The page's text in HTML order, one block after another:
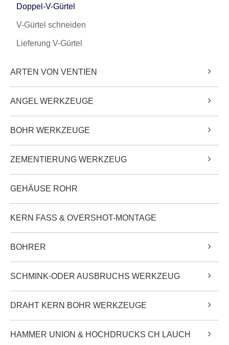
Doppel-V-Gürtel
V-Gürtel schneiden
Lieferung V-Gürtel
ARTEN VON VENTIEN
ANGEL WERKZEUGE
BOHR WERKZEUGE
ZEMENTIERUNG WERKZEUG
GEHÄUSE ROHR
KERN FASS & OVERSHOT-MONTAGE
BOHRER
SCHMINK-ODER AUSBRUCHS WERKZEUG
DRAHT KERN BOHR WERKZEUGE
HAMMER UNION & HOCHDRUCKS CH LAUCH